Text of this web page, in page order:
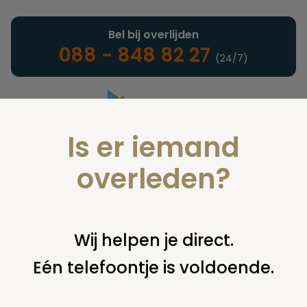
Landelijke uitvaartonderneming
Bel bij overlijden
088 - 848 82 27 (24/7)
U bent hier: home juridisch begraven overig begraven /
begraven buiten begraafplaats
Is er iemand
overleden?
Wij helpen je direct.
Eén telefoontje is voldoende.